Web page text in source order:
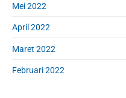
Mei 2022
April 2022
Maret 2022
Februari 2022